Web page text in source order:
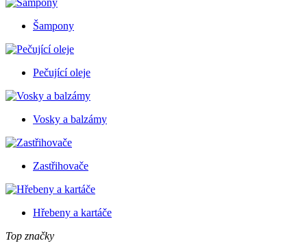
Šampony
Pečující oleje
Vosky a balzámy
Zastřihovače
Hřebeny a kartáče
Top značky